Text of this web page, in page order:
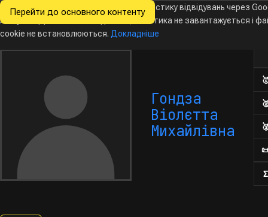
Перейти до основного контенту
Всеукраїнські
з інформатики
НовиниОлімпіадиКалендарБаза даних
Гондза
Віолєтта
Михайлівна
Σ
Ми хочемо збирати знеособлену статистику відвідувань через
Analytics. Доки ви не погодитесь, аналітика не завантажується і
cookie не встановлюються. Докладніше